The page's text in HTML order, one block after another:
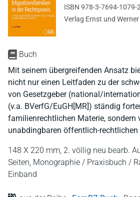
Buch
Mit seinem übergreifenden Ansatz
nicht nur einen Leitfaden zu der
von Gesetzgeber (national/
(v.a. BVerfG/EuGH[MR]) ständig
familienrechtlichen Materie, sondern
unabdingbaren öffentlich-rechtlichen
148 X 220 mm, 2. völlig neu bearb.
Seiten, Monographie / Praxisbuch /
Einband
ISBN 978-3-7694-1079-2
Verlag Ernst und